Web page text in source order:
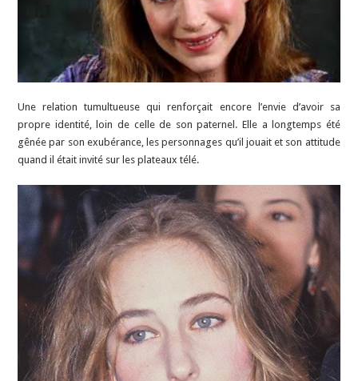
Une relation tumultueuse qui renforçait encore l’envie d’avoir sa
propre identité, loin de celle de son paternel. Elle a longtemps été
gênée par son exubérance, les personnages qu’il jouait et son attitude
quand il était invité sur les plateaux télé.